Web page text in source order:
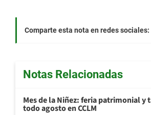
Comparte esta nota en redes sociales:
Notas Relacionadas
Mes de la Niñez: feria patrimonial
todo agosto en CCLM